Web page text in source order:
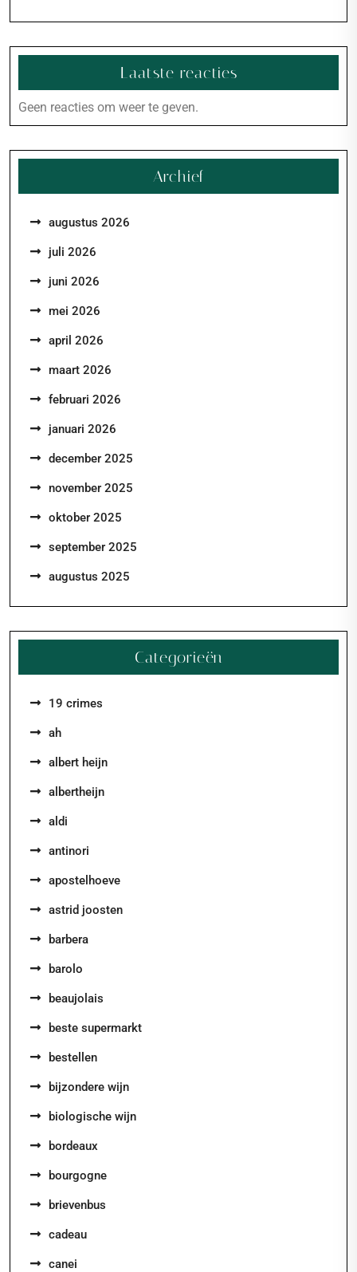
Laatste reacties
Geen reacties om weer te geven.
Archief
augustus 2026
juli 2026
juni 2026
mei 2026
april 2026
maart 2026
februari 2026
januari 2026
december 2025
november 2025
oktober 2025
september 2025
augustus 2025
Categorieën
19 crimes
ah
albert heijn
albertheijn
aldi
antinori
apostelhoeve
astrid joosten
barbera
barolo
beaujolais
beste supermarkt
bestellen
bijzondere wijn
biologische wijn
bordeaux
bourgogne
brievenbus
cadeau
canei